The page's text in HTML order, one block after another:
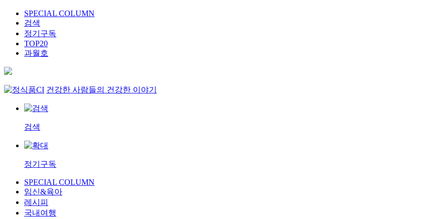
SPECIAL COLUMN
검색
정기구독
TOP20
과월호
건강한 사람들의 건강한 이야기
검색
정기구독
SPECIAL COLUMN
임신&육아
레시피
국내여행